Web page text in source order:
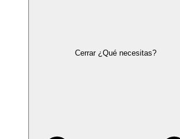
Cerrar ¿Qué necesitas?